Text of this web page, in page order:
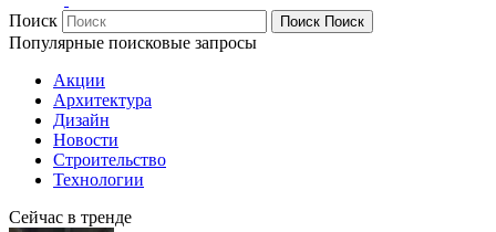
Поиск Поиск Поиск
Популярные поисковые запросы
Акции
Архитектура
Дизайн
Новости
Строительство
Технологии
Сейчас в тренде